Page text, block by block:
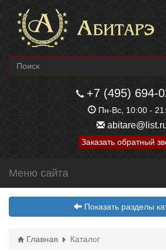
+7 (495) 694-
Пн-Вс, 10:00 -
Заказать обратный
Меню сайта
Показать разделы
Главная Каталог